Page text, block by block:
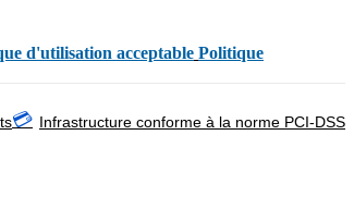
d'utilisation acceptable Politique
💳 Infrastructure conforme à la norme PCI-DSS